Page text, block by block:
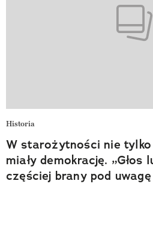
Historia
W starożytności nie
miały demokrację. „Głos
częściej brany pod uwagę